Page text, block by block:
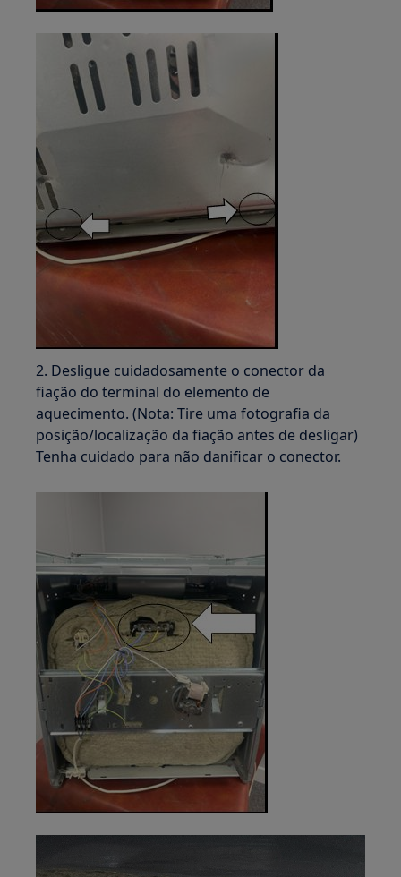
2. Desligue cuidadosamente o conector da
fiação do terminal do elemento de
aquecimento. (Nota: Tire uma fotografia da
posição/localização da fiação antes de desligar)
Tenha cuidado para não danificar o conector.